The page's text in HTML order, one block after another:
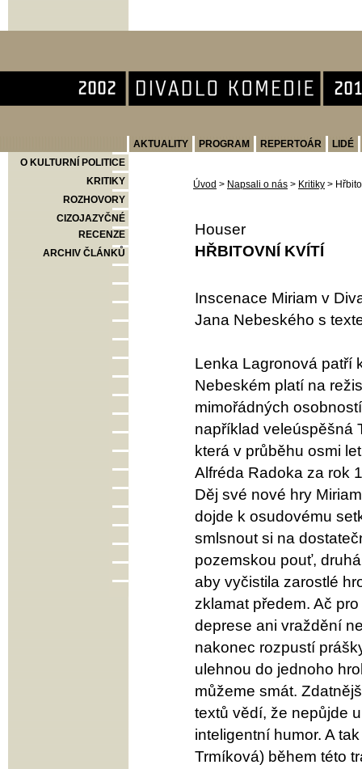
AKTUALITY PROGRAM REPERTOÁR
LIDÉ
O KULTURNÍ POLITICE
KRITIKY
ROZHOVORY
CIZOJAZYČNÉ
RECENZE
ARCHIV ČLÁNKŮ
Úvod > Napsali o nás > Kritiky >
Houser
HŘBITOVNÍ KVÍTÍ
Inscenace Miriam v
Jana Nebeského s
Lenka Lagronová patří
Nebeském platí na
mimořádných
například veleúspěšná
která v průběhu osmi
Alfréda Radoka za rok
Děj své nové hry
dojde k osudovému
smlsnout si na
pozemskou pouť,
aby vyčistila zarostlé
zklamat předem. Ač
deprese ani vraždění
nakonec rozpustí
ulehnou do jednoho
můžeme smát.
textů vědí, že nepůjde
inteligentní humor. A
Trmíková) během této